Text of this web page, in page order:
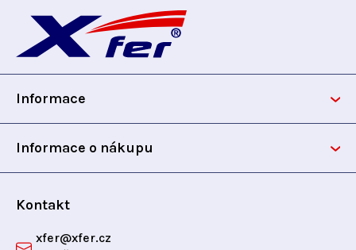
p
Informace
Informace o nákupu
Kontakt
xfer@xfer.cz